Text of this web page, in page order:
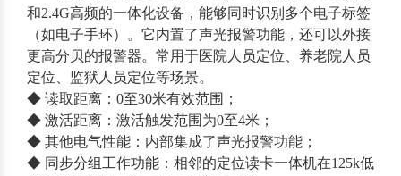
和2.4G高频的一体化设备，能够同时识别多个电子标签
（如电子手环）。它内置了声光报警功能，还可以外接
更高分贝的报警器。常用于医院人员定位、养老院人员
定位、监狱人员定位等场景。
◆ 读取距离：0至30米有效范围；
◆ 激活距离：激活触发范围为0至4米；
◆ 其他电气性能：内部集成了声光报警功能；
◆ 同步分组工作功能：相邻的定位读卡一体机在125k低